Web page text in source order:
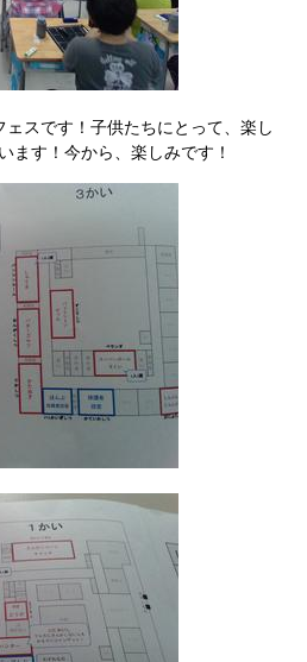
スです！子供たちにとって、楽し
ます！今から、楽しみです！